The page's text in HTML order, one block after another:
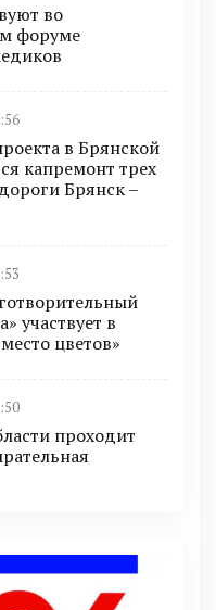
во
форуме
в Брянской
капремонт трех
Брянск –
участвует в
цветов»
проходит